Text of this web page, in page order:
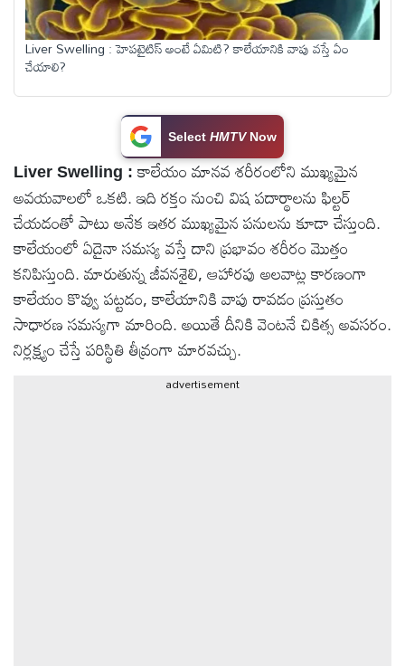
వ్యాపారం
స్టైల్
టెక్నాలజీ
స్పెషల్స్
కెరీర్ &
ఉద్యోగాలు
లైవ్
టీవి
Liver Swelling : హెపటైటిస్ అంటే ఏమిటి? కాలేయానికి వాపు వస్తే ఏం
చేయాలి?
Select HMTVNow
Liver Swelling :కాలేయం మానవ శరీరంలోని ముఖ్యమైన
అవయవాలలో ఒకటి. ఇది రక్తం నుంచి విష పదార్థాలను ఫిల్టర్
చేయడంతో పాటు అనేక ఇతర ముఖ్యమైన పనులను కూడా చేస్తుంది.
కాలేయంలో ఏదైనా సమస్య వస్తే దాని ప్రభావం శరీరం మొత్తం
కనిపిస్తుంది. మారుతున్న జీవనశైలి, ఆహారపు అలవాట్ల కారణంగా
కాలేయం కొవ్వు పట్టడం, కాలేయానికి వాపు రావడం ప్రస్తుతం
సాధారణ సమస్యగా మారింది. అయితే దీనికి వెంటనే చికిత్స అవసరం.
నిర్లక్ష్యం చేస్తే పరిస్థితి తీవ్రంగా మారవచ్చు.
advertisement